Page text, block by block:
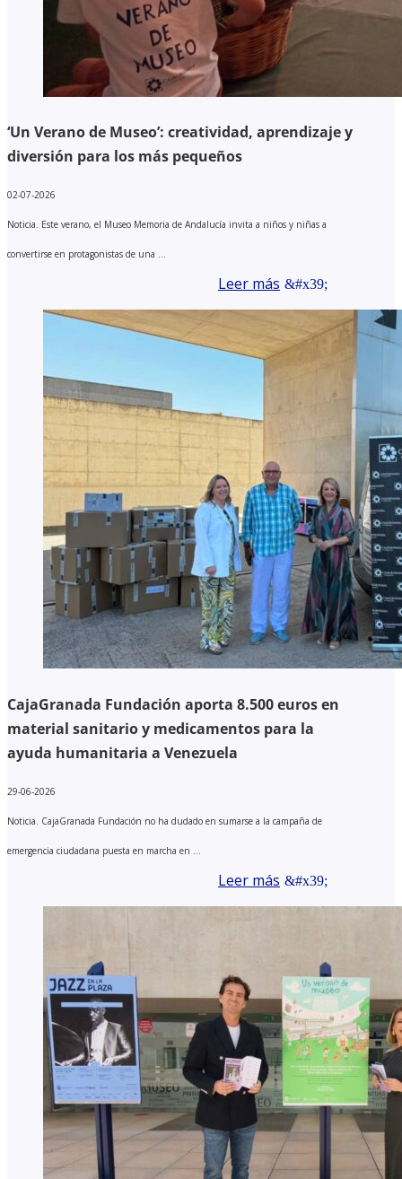
‘Un Verano de Museo’: creatividad, aprendizaje y
diversión para los más pequeños
02-07-2026
Noticia. Este verano, el Museo Memoria de Andalucía invita a niños y niñas a
convertirse en protagonistas de una ...
Leer más
CajaGranada Fundación aporta 8.500 euros en
material sanitario y medicamentos para la
ayuda humanitaria a Venezuela
29-06-2026
Noticia. CajaGranada Fundación no ha dudado en sumarse a la campaña de
emergencia ciudadana puesta en marcha en ...
Leer más